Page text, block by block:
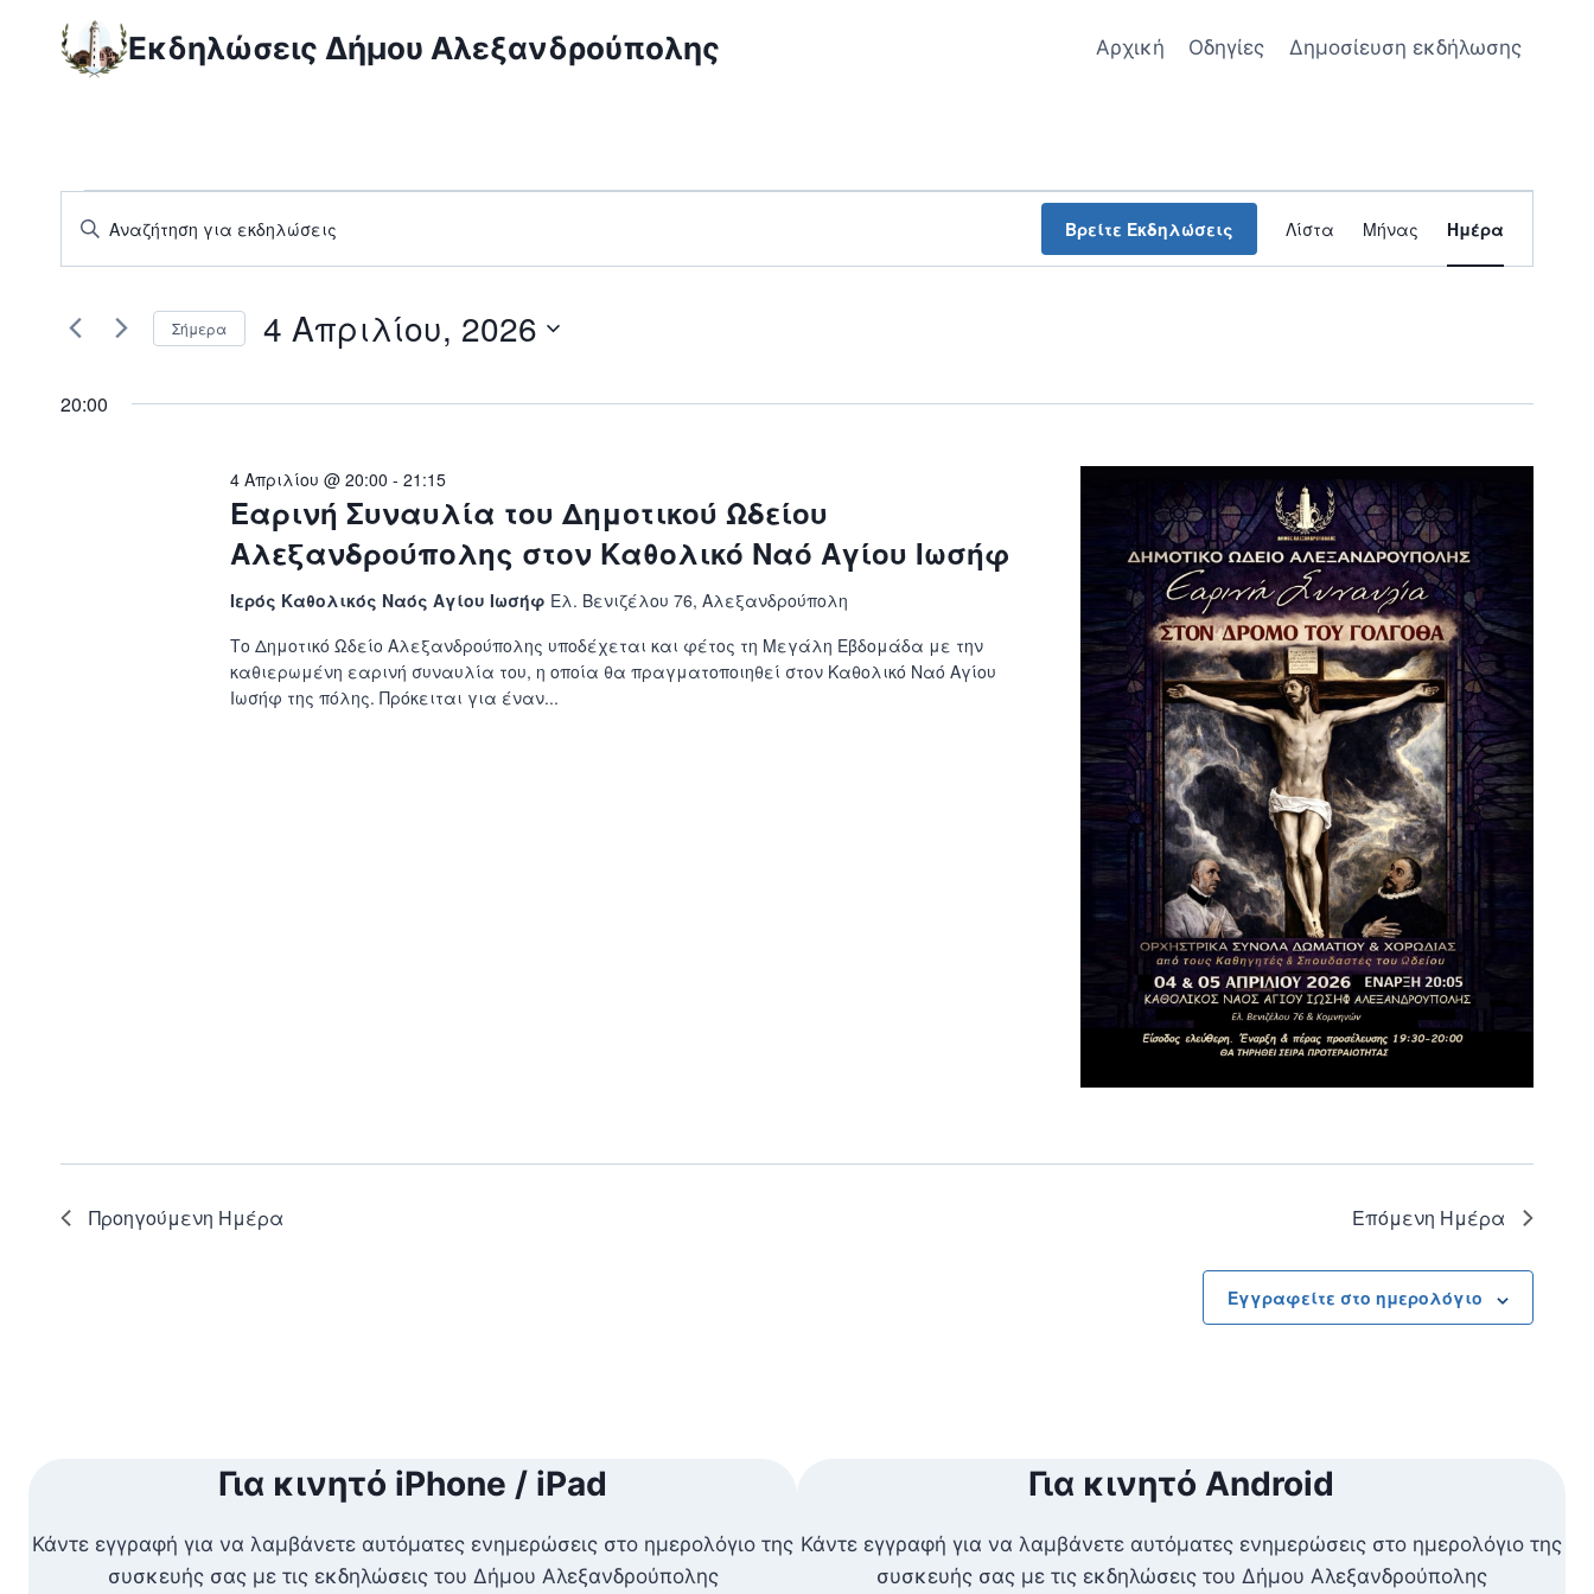
Εκδηλώσεις Δήμου Αλεξανδρούπολης Αρχική Οδηγίες Δημοσίευση εκδήλωσης
Εκδηλώσεις
for
4
Απριλίου,
Εκδηλώσεις
Search
and
Navigation
Enter
for
Εκδηλώσεις
Keyword.
Βρείτε Εκδηλώσεις Λίστα Μήνας Ημέρα
Σήμερα 4 Απριλίου, 2026
ημερομηνία
20:00
Εαρινή Συναυλία του Δημοτικού Ωδείου
Αλεξανδρούπολης στον Καθολικό Ναό Αγίου Ιωσήφ
4 Απριλίου @ 20:00 -21:15
Ιερός Καθολικός Ναός Αγίου Ιωσήφ Ελ. Βενιζέλου 76, Αλεξανδρούπολη
Το Δημοτικό Ωδείο Αλεξανδρούπολης υποδέχεται και φέτος τη Μεγάλη Εβδομάδα με την
καθιερωμένη εαρινή συναυλία του, η οποία θα πραγματοποιηθεί στον Καθολικό Ναό Αγίου
Ιωσήφ της πόλης. Πρόκειται για έναν...
Προηγούμενη Ημέρα Επόμενη Ημέρα
Εγγραφείτε στο ημερολόγιο
Για κινητό iPhone / iPad
Κάντε εγγραφή για να λαμβάνετε αυτόματες ενημερώσεις στο ημερολόγιο της
συσκευής σας με τις εκδηλώσεις του Δήμου Αλεξανδρούπολης
Για κινητό Android
Κάντε εγγραφή για να λαμβάνετε αυτόματες ενημερώσεις στο ημερολόγιο της
συσκευής σας με τις εκδηλώσεις του Δήμου Αλεξανδρούπολης